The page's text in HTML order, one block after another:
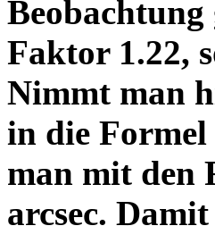
Faktor 1.22,
Nimmt man
in die Formel
man mit den
arcsec.